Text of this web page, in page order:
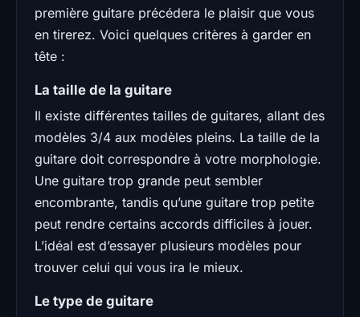
première guitare précédera le plaisir que vous
en tirerez. Voici quelques critères à garder en
tête :
La taille de la guitare
Il existe différentes tailles de guitares, allant des
modèles 3/4 aux modèles pleins. La taille de la
guitare doit correspondre à votre morphologie.
Une guitare trop grande peut sembler
encombrante, tandis qu’une guitare trop petite
peut rendre certains accords difficiles à jouer.
L’idéal est d’essayer plusieurs modèles pour
trouver celui qui vous ira le mieux.
Le type de guitare